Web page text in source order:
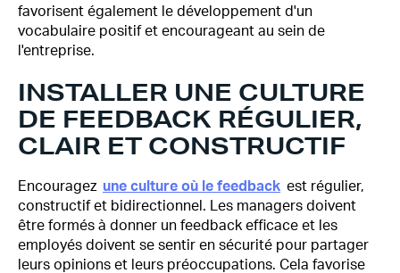
favorisent également le développement d'un
vocabulaire positif et encourageant au sein de
l'entreprise.
INSTALLER UNE CULTURE
DE FEEDBACK RÉGULIER,
CLAIR ET CONSTRUCTIF
Encouragez une culture où le feedback est régulier,
constructif et bidirectionnel. Les managers doivent
être formés à donner un feedback efficace et les
employés doivent se sentir en sécurité pour partager
leurs opinions et leurs préoccupations. Cela favorise